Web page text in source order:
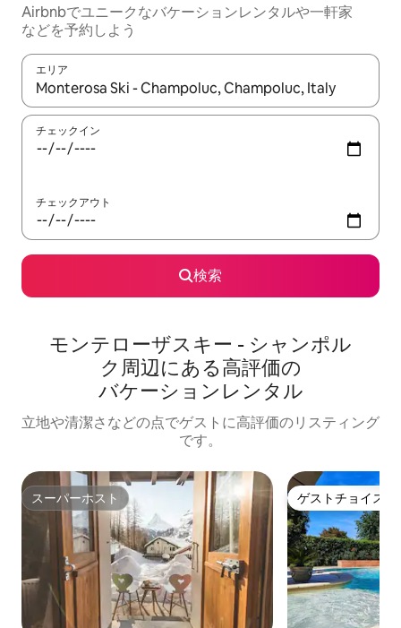
Airbnbでユニークなバ⁠ケ⁠ー⁠シ⁠ョ⁠ンレ⁠ン⁠タ⁠ルや一⁠軒⁠家
な⁠ど⁠を予⁠約⁠し⁠よ⁠う
エリア
検索結果が表示されたら、上下の矢印キーを使って移動するか
チェックイン
チェックアウト
検索
モンテローザスキー - シャンポル
ク⁠周⁠辺⁠に⁠あ⁠る高⁠評⁠価⁠の
バ⁠ケ⁠ー⁠シ⁠ョ⁠ン⁠レ⁠ン⁠タ⁠ル
立地や清潔さなどの点でゲストに高評価のリスティング
です。
スーパーホスト
スーパーホスト ゲストチョイス
ゲストチョイス